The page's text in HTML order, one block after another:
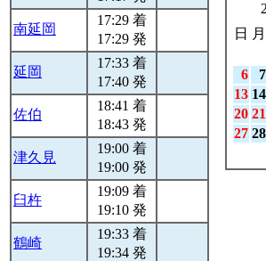
南延岡
17:29 着
17:29 発
延岡
17:33 着
17:40 発
佐伯
18:41 着
18:43 発
津久見
19:00 着
19:00 発
臼杵
19:09 着
19:10 発
鶴崎
19:33 着
19:34 発
日
月
6
7
13 14
20 21
27 28